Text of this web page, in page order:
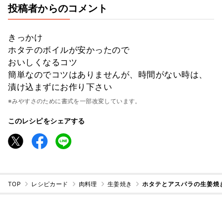
投稿者からのコメント
きっかけ
ホタテのボイルが安かったので
おいしくなるコツ
簡単なのでコツはありませんが、時間がない時は、
漬け込まずにお作り下さい
※みやすさのために書式を一部改変しています。
このレシピをシェアする
TOP レシピカード 肉料理 生姜焼き ホタテとアスパラの生姜